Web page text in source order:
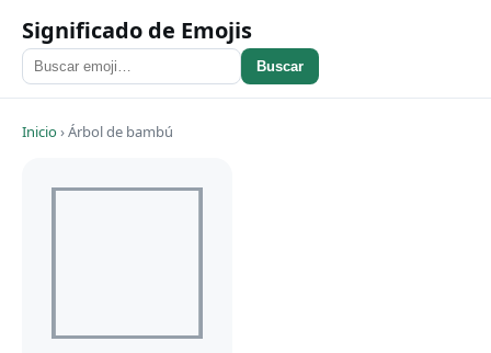
Significado de Emojis
Buscar
Inicio›Árbol de bambú